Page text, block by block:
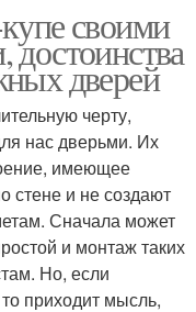
своими
дверей
черту,
нас дверьми. Их
имеющее
стене и не создают
Сначала может
и монтаж таких
Но, если
то приходит мысль,